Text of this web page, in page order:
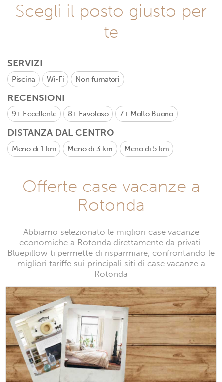
Scegli il posto giusto per
te
SERVIZI
Piscina Wi-Fi Non fumatori
RECENSIONI
9+ Eccellente 8+ Favoloso 7+ Molto Buono
DISTANZA DAL CENTRO
Meno di 1 km Meno di 3 km Meno di 5 km
Offerte case vacanze a
Rotonda
Abbiamo selezionato le migliori case vacanze
economiche a Rotonda direttamente da privati.
Bluepillow ti permette di risparmiare, confrontando le
migliori tariffe sui principali siti di case vacanze a
Rotonda